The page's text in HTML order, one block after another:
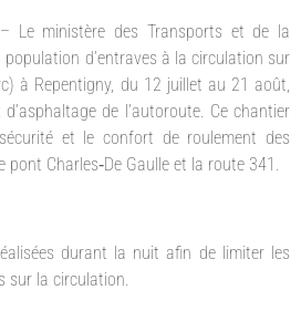
– Le ministère des Transports et de la
d’entraves à la circulation sur
à Repentigny, du 12 juillet au 21 août,
de l’autoroute. Ce chantier
et le confort de roulement des
pont Charles‑De Gaulle et la route 341.
durant la nuit afin de limiter les
sur la circulation.